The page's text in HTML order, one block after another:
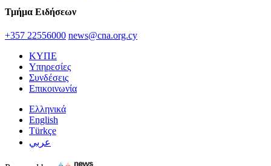
Τμήμα Ειδήσεων
+357 22556000 news@cna.org.cy
ΚΥΠΕ
Υπηρεσίες
Συνδέσεις
Επικοινωνία
Ελληνικά
English
Türkçe
عربي